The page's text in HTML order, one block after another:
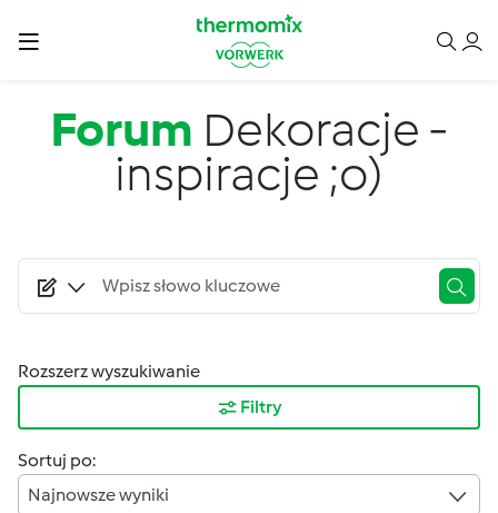
Forum Dekoracje -
inspiracje ;o)
Rozszerz wyszukiwanie
Filtry
Sortuj po:
Najnowsze wyniki